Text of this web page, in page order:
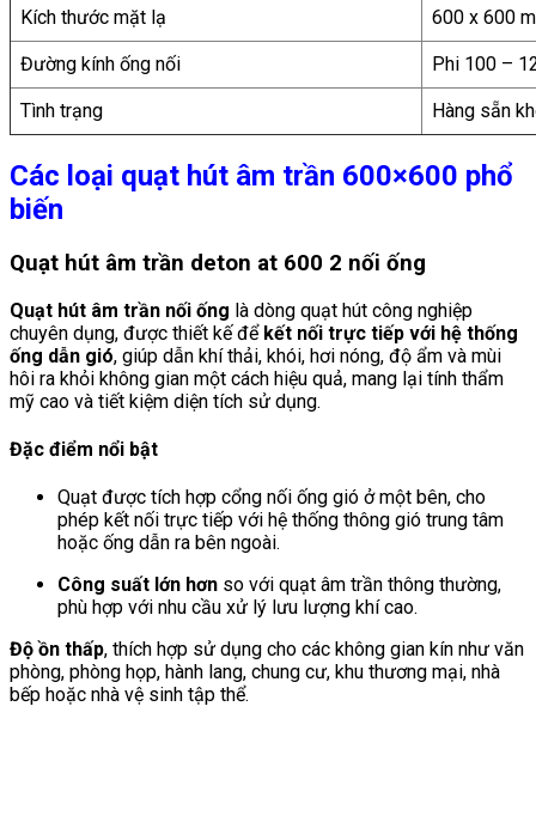
Kích thước mặt lạ 600 x 600
Đường kính ống nối Phi 100 –
Tình trạng Hàng sẵn
Các loại quạt hút âm trần 600×600 phổ
biến
Quạt hút âm trần deton at 600 2 nối ống
Quạt hút âm trần nối ống là dòng quạt hút công nghiệp
chuyên dụng, được thiết kế để kết nối trực tiếp với hệ thống
ống dẫn gió, giúp dẫn khí thải, khói, hơi nóng, độ ẩm và mùi
hôi ra khỏi không gian một cách hiệu quả, mang lại tính thẩm
mỹ cao và tiết kiệm diện tích sử dụng.
Đặc điểm nổi bật
Quạt được tích hợp cổng nối ống gió ở một bên, cho
phép kết nối trực tiếp với hệ thống thông gió trung tâm
hoặc ống dẫn ra bên ngoài.
Công suất lớn hơn so với quạt âm trần thông thường,
phù hợp với nhu cầu xử lý lưu lượng khí cao.
Độ ồn thấp, thích hợp sử dụng cho các không gian kín như văn
phòng, phòng họp, hành lang, chung cư, khu thương mại, nhà
bếp hoặc nhà vệ sinh tập thể.